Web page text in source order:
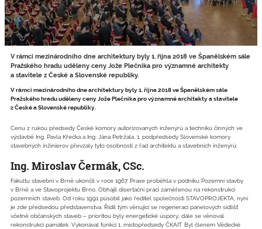
V rámci mezinárodního dne architektury byly 1. října 2018 ve Španělském sále
Pražského hradu uděleny ceny Jože Plečnika pro významné architekty
a stavitele z České a Slovenské republiky.
V rámci mezinárodního dne architektury byly 1. října 2018 ve Španělském sále
Pražského hradu uděleny ceny Jože Plečnika pro významné architekty a stavitele
z České a Slovenské republiky.
Cenu z rukou předsedy České komory autorizovaných inženýrů a techniků činných ve
výstavbě Ing. Pavla Křečka a Ing. Jána Petržala, 1. podpředsedy Slovenské komory
stavebných inžinierov převzaly tyto osobnosti z řad architektů a stavebních inženýrů:
Ing. Miroslav Čermák, CSc.
Fakultu stavební v Brně ukončil v roce 1967. Praxe proběhla v podniku Pozemní stavby
v Brně a ve Stavoprojektu Brno. Obhájil disertační práci zaměřenou na rekonstrukci
pozemních staveb. Od roku 1991 působil jako ředitel společnosti STAVOPROJEKTA, nyní
je zde předsedou představenstva. Řídil tým věnující se regeneraci panelových sídlišť
včetně občanských staveb – prioritou byly energetické úspory, dále se věnoval
rekonstrukci památek. Vykonával funkci 1. místopředsedy ČKAIT. Byl členem Vědecké